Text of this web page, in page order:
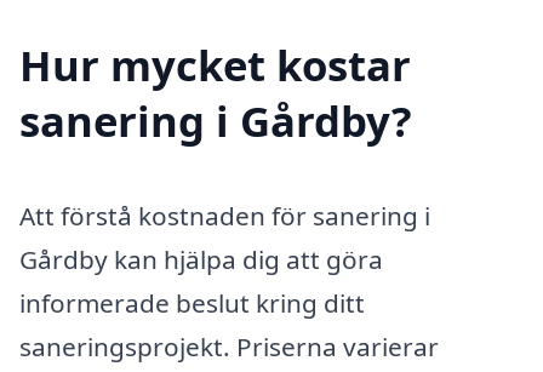
Hur mycket kostar
sanering i Gårdby?
Att förstå kostnaden för sanering i
Gårdby kan hjälpa dig att göra
informerade beslut kring ditt
saneringsprojekt. Priserna varierar